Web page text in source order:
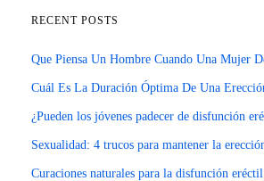
RECENT POSTS
Que Piensa Un Hombre Cuando Una Mujer
Cuál Es La Duración Óptima De Una
¿Pueden los jóvenes padecer de disfunción
Sexualidad: 4 trucos para mantener la
Curaciones naturales para la disfunción